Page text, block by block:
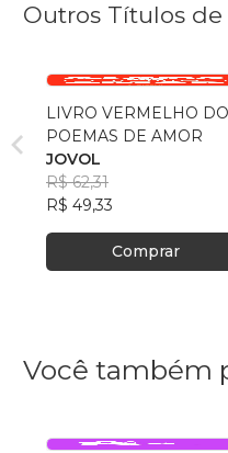
Outros Títulos de
LIVRO VERMELHO
POEMAS DE AMOR
JOVOL
R$ 62,31
R$ 49,33
Comprar
Você também